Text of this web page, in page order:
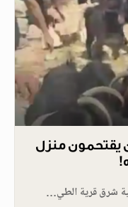
منزل
شرق قرية الطي…